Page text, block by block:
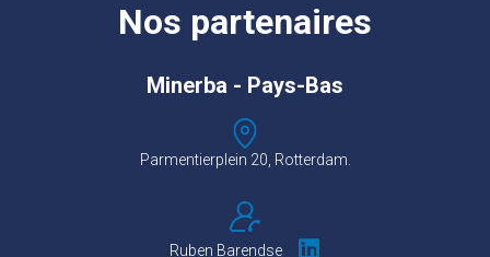
Nos partenaires
Minerba - Pays-Bas
Parmentierplein 20, Rotterdam.
Ruben Barendse